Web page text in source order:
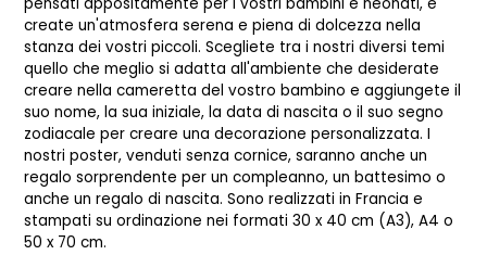
create un'atmosfera serena e piena di dolcezza nella
stanza dei vostri piccoli. Scegliete tra i nostri diversi temi
quello che meglio si adatta all'ambiente che desiderate
creare nella cameretta del vostro bambino e aggiungete il
suo nome, la sua iniziale, la data di nascita o il suo segno
zodiacale per creare una decorazione personalizzata. I
nostri poster, venduti senza cornice, saranno anche un
regalo sorprendente per un compleanno, un battesimo o
anche un regalo di nascita. Sono realizzati in Francia e
stampati su ordinazione nei formati 30 x 40 cm (A3), A4 o
50 x 70 cm.